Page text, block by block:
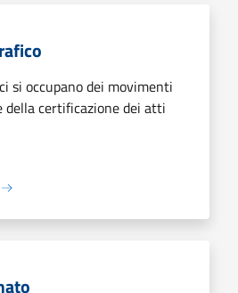
si occupano dei movimenti
della certificazione dei atti